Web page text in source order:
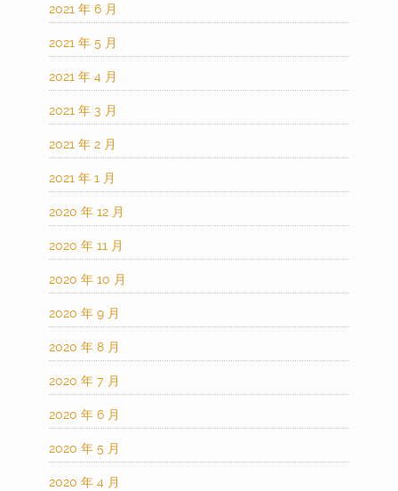
2021 年 6 月
2021 年 5 月
2021 年 4 月
2021 年 3 月
2021 年 2 月
2021 年 1 月
2020 年 12 月
2020 年 11 月
2020 年 10 月
2020 年 9 月
2020 年 8 月
2020 年 7 月
2020 年 6 月
2020 年 5 月
2020 年 4 月